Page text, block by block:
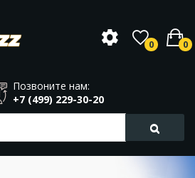
0 0
Позвоните нам:
+7 (499) 229-30-20